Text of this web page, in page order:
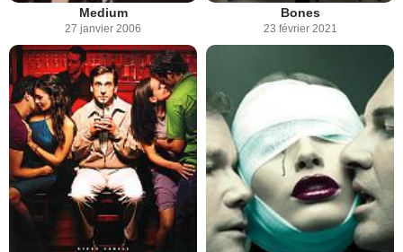
Medium
27 janvier 2006
Bones
23 février 2021